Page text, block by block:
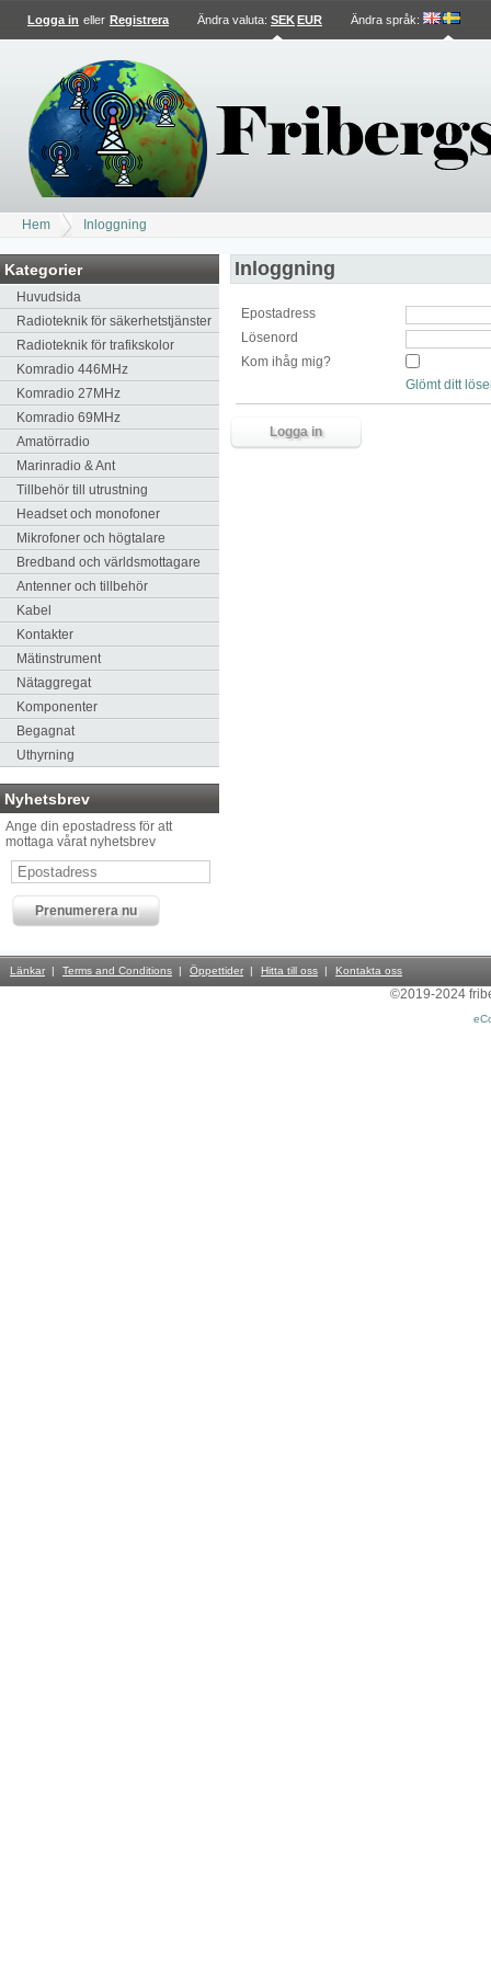
Logga in eller Registrera Ändra valuta: SEKEUR Ändra språk:
Hem Inloggning
Kategorier
Huvudsida
Radioteknik för säkerhetstjänster
Radioteknik för trafikskolor
Komradio 446MHz
Komradio 27MHz
Komradio 69MHz
Amatörradio
Marinradio & Ant
Tillbehör till utrustning
Headset och monofoner
Mikrofoner och högtalare
Bredband och världsmottagare
Antenner och tillbehör
Kabel
Kontakter
Mätinstrument
Nätaggregat
Komponenter
Begagnat
Uthyrning
Nyhetsbrev
Ange din epostadress för att
mottaga vårat nyhetsbrev
Inloggning
Epostadress
Lösenord
Kom ihåg mig?
Glömt ditt
Länkar Terms and Conditions Öppettider Hitta till oss Kontakta oss
©2019-2024